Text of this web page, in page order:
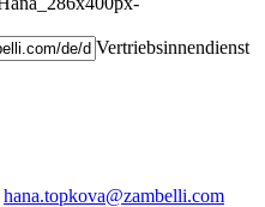
Vertriebsinnendienst
hana.topkova@zambelli.com